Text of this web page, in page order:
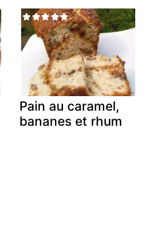
Pain au caramel,
bananes et rhum